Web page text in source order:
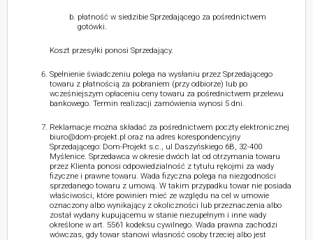
płatność w siedzibie Sprzedającego za pośrednictwem
gotówki.
Koszt przesyłki ponosi Sprzedający.
Spełnienie świadczeniu polega na wysłaniu przez Sprzedającego
towaru z płatnością za pobraniem (przy odbiorze) lub po
wcześniejszym opłaceniu ceny towaru za pośrednictwem przelewu
bankowego. Termin realizacji zamówienia wynosi 5 dni.
Reklamacje można składać za pośrednictwem poczty elektronicznej
biuro@dom-projekt.pl oraz na adres korespondencyjny
Sprzedającego: Dom-Projekt s.c., ul Daszyńskiego 6B, 32-400
Myślenice. Sprzedawca w okresie dwóch lat od otrzymania towaru
przez Klienta ponosi odpowiedzialność z tytułu rękojmi za wady
fizyczne i prawne towaru. Wada fizyczna polega na niezgodności
sprzedanego towaru z umową. W takim przypadku towar nie posiada
właściwości, które powinien mieć ze względu na cel w umowie
oznaczony albo wynikający z okoliczności lub przeznaczenia albo
został wydany kupującemu w stanie niezupełnym i inne wady
określone w art. 5561 kodeksu cywilnego. Wada prawna zachodzi
wówczas, gdy towar stanowi własność osoby trzeciej albo jest